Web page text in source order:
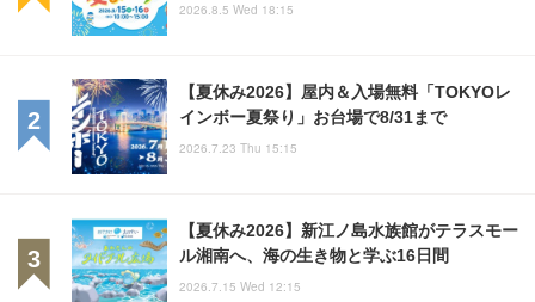
2026.8.5 Wed 18:15
【夏休み2026】屋内＆入場無料「TOKYOレ
インボー夏祭り」お台場で8/31まで
2026.7.23 Thu 15:15
【夏休み2026】新江ノ島水族館がテラスモー
ル湘南へ、海の生き物と学ぶ16日間
2026.7.15 Wed 12:15